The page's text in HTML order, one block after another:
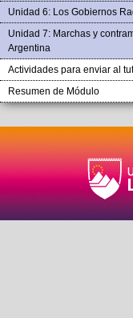
Unidad 6: Los Gobiernos
Unidad 7: Marchas y
Argentina
Actividades para enviar al
Resumen de Módulo